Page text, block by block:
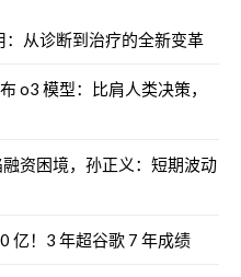
从诊断到治疗的全新变革
o3 模型：比肩人类决策，
资困境，孙正义：短期波动
亿！3 年超谷歌 7 年成绩